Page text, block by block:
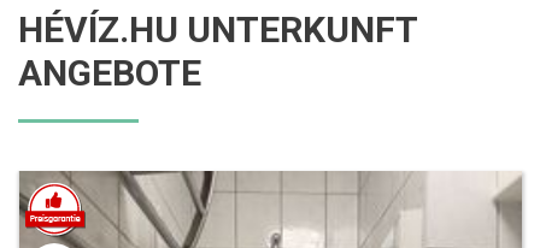
HÉVÍZ.HU UNTERKUNFT
ANGEBOTE